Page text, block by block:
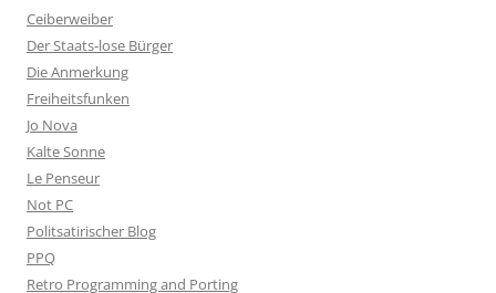
Ceiberweiber
Der Staats-lose Bürger
Die Anmerkung
Freiheitsfunken
Jo Nova
Kalte Sonne
Le Penseur
Not PC
Politsatirischer Blog
PPQ
Retro Programming and Porting